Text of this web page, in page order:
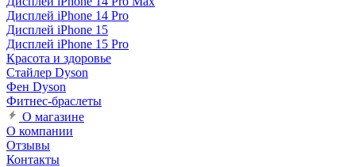
Дисплей iPhone 14 Pro
Дисплей iPhone 15
Дисплей iPhone 15 Pro
Красота и здоровье
Стайлер Dyson
Фен Dyson
Фитнес-браслеты
О магазине
О компании
Отзывы
Контакты